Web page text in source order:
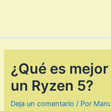
¿Qué es
un Ryzen 5?
Deja un comentario / Por